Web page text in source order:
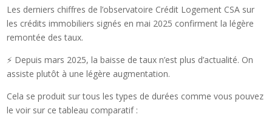
Les derniers chiffres de l’observatoire Crédit Logement CSA sur
les crédits immobiliers signés en mai 2025 confirment la légère
remontée des taux.
⚡ Depuis mars 2025, la baisse de taux n’est plus d’actualité. On
assiste plutôt à une légère augmentation.
Cela se produit sur tous les types de durées comme vous pouvez
le voir sur ce tableau comparatif :